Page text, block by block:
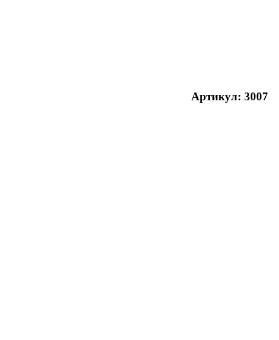
Артикул: 3007